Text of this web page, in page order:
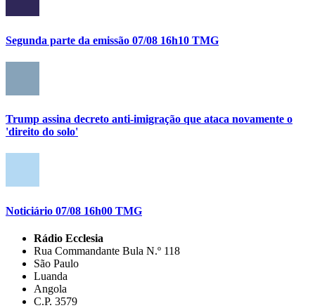
Segunda parte da emissão 07/08 16h10 TMG
Trump assina decreto anti-imigração que ataca novamente o
'direito do solo'
Noticiário 07/08 16h00 TMG
Rádio Ecclesia
Rua Commandante Bula N.º 118
São Paulo
Luanda
Angola
C.P. 3579